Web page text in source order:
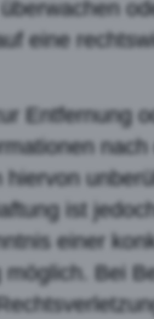
eine
Entfernung
hiervon
ist
einer
möglich. Bei